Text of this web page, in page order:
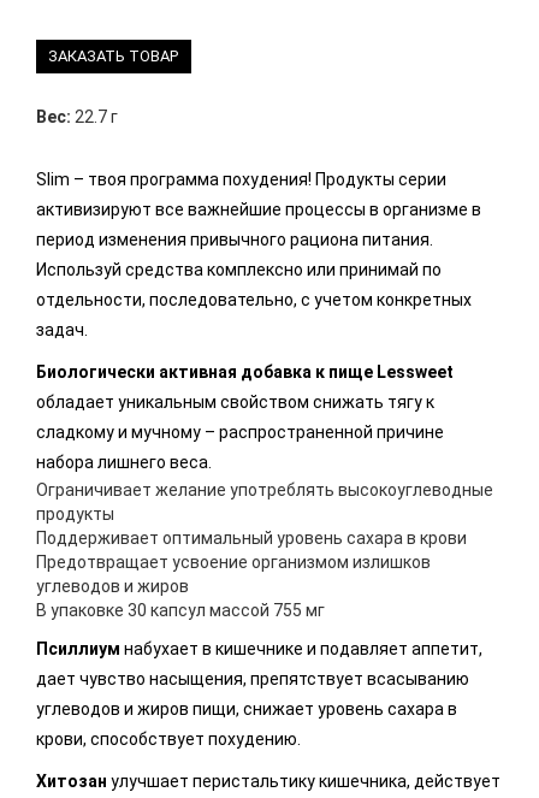
ЗАКАЗАТЬ ТОВАР
Вес: 22.7 г
Slim – твоя программа похудения! Продукты серии
активизируют все важнейшие процессы в организме в
период изменения привычного рациона питания.
Используй средства комплексно или принимай по
отдельности, последовательно, с учетом конкретных
задач.
Биологически активная добавка к пище Lessweet
обладает уникальным свойством снижать тягу к
сладкому и мучному – распространенной причине
набора лишнего веса.
Ограничивает желание употреблять высокоуглеводные
продукты
Поддерживает оптимальный уровень сахара в крови
Предотвращает усвоение организмом излишков
углеводов и жиров
В упаковке 30 капсул массой 755 мг
Псиллиум набухает в кишечнике и подавляет аппетит,
дает чувство насыщения, препятствует всасыванию
углеводов и жиров пищи, снижает уровень сахара в
крови, способствует похудению.
Хитозан улучшает перистальтику кишечника, действует